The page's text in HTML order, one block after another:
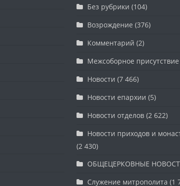
Без рубрики (104)
Возрождение (376)
Комментарий (2)
Межсоборное присутствие
Новости (7 466)
Новости епархии (5)
Новости отделов(2 622)
Новости приходов и
(2 430)
ОБЩЕЦЕРКОВНЫЕ
Служение митрополита (1